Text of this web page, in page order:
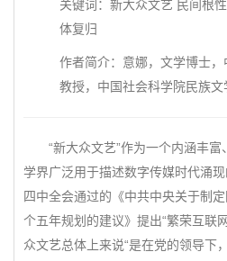
关键词：新大众文艺 民间根
体复归
作者简介：意娜，文学博士
教授，中国社会科学院民族文
“新大众文艺”作为一个内涵丰富
学界广泛用于描述数字传媒时代涌
四中全会通过的《中共中央关于制
个五年规划的建议》提出“繁荣互联
众文艺总体上来说“是在党的领导下